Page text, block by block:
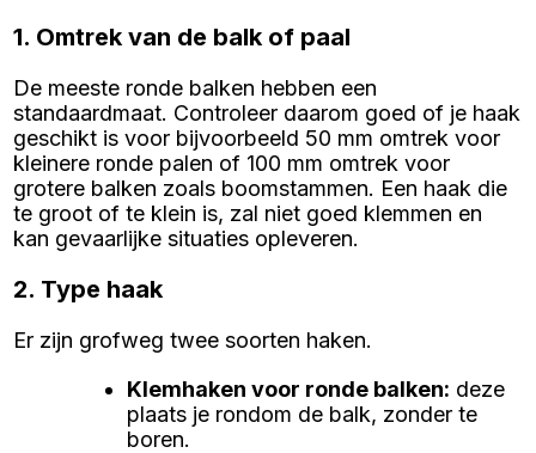
1. Omtrek van de balk of paal
De meeste ronde balken hebben een
standaardmaat. Controleer daarom goed of je haak
geschikt is voor bijvoorbeeld 50 mm omtrek voor
kleinere ronde palen of 100 mm omtrek voor
grotere balken zoals boomstammen. Een haak die
te groot of te klein is, zal niet goed klemmen en
kan gevaarlijke situaties opleveren.
2. Type haak
Er zijn grofweg twee soorten haken.
Klemhaken voor ronde balken: deze
plaats je rondom de balk, zonder te
boren.